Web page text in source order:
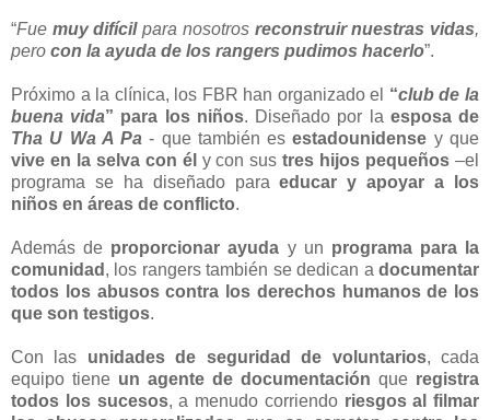
“Fue muy difícilpara nosotros reconstruir nuestras vidas,
pero con la ayuda de los rangers pudimos hacerlo”.
Próximo a la clínica, los FBR han organizado el “club de la
buena vida” para los niños. Diseñado por la esposa de
Tha U Wa A Pa - que también esestadounidense y que
vive en la selva con él y con sustres hijos pequeños –el
programa se ha diseñado paraeducar y apoyar a los
niños en áreas de conflicto.
Además de proporcionar ayuda y un programa para la
comunidad , los rangers también se dedican a documentar
todos los abusos contra los derechos humanos de los
que son testigos.
Con las unidades de seguridad de voluntarios, cada
equipo tiene un agente de documentación que registra
todos los sucesos, a menudo corriendo riesgos al filmar